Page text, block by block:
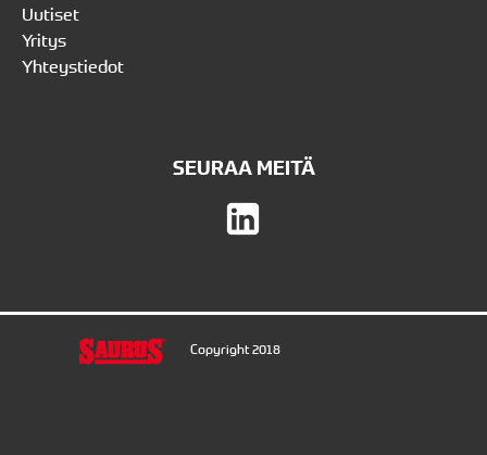
Uutiset
Yritys
Yhteystiedot
SEURAA MEITÄ
Copyright 2018